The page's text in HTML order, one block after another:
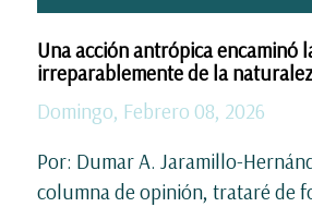
Una acción antrópica encaminó
irreparablemente de la
Domingo, Febrero 08, 2026
Por: Dumar A. Jaramillo-
columna de opinión, trataré de